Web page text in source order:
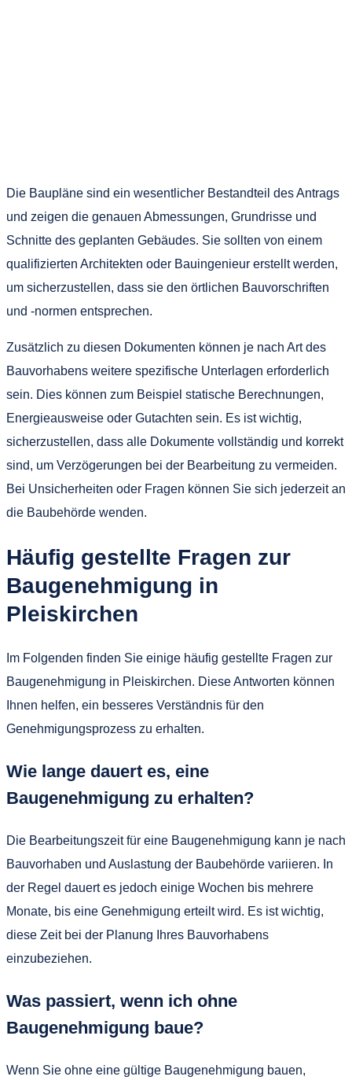
Die Baupläne sind ein wesentlicher Bestandteil des Antrags
und zeigen die genauen Abmessungen, Grundrisse und
Schnitte des geplanten Gebäudes. Sie sollten von einem
qualifizierten Architekten oder Bauingenieur erstellt werden,
um sicherzustellen, dass sie den örtlichen Bauvorschriften
und -normen entsprechen.
Zusätzlich zu diesen Dokumenten können je nach Art des
Bauvorhabens weitere spezifische Unterlagen erforderlich
sein. Dies können zum Beispiel statische Berechnungen,
Energieausweise oder Gutachten sein. Es ist wichtig,
sicherzustellen, dass alle Dokumente vollständig und korrekt
sind, um Verzögerungen bei der Bearbeitung zu vermeiden.
Bei Unsicherheiten oder Fragen können Sie sich jederzeit an
die Baubehörde wenden.
Häufig gestellte Fragen zur
Baugenehmigung in
Pleiskirchen
Im Folgenden finden Sie einige häufig gestellte Fragen zur
Baugenehmigung in Pleiskirchen. Diese Antworten können
Ihnen helfen, ein besseres Verständnis für den
Genehmigungsprozess zu erhalten.
Wie lange dauert es, eine
Baugenehmigung zu erhalten?
Die Bearbeitungszeit für eine Baugenehmigung kann je nach
Bauvorhaben und Auslastung der Baubehörde variieren. In
der Regel dauert es jedoch einige Wochen bis mehrere
Monate, bis eine Genehmigung erteilt wird. Es ist wichtig,
diese Zeit bei der Planung Ihres Bauvorhabens
einzubeziehen.
Was passiert, wenn ich ohne
Baugenehmigung baue?
Wenn Sie ohne eine gültige Baugenehmigung bauen,